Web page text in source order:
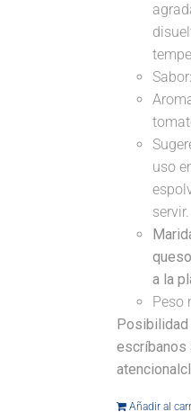
uso
servir.
a la
Peso
escríbanos
Añadir al